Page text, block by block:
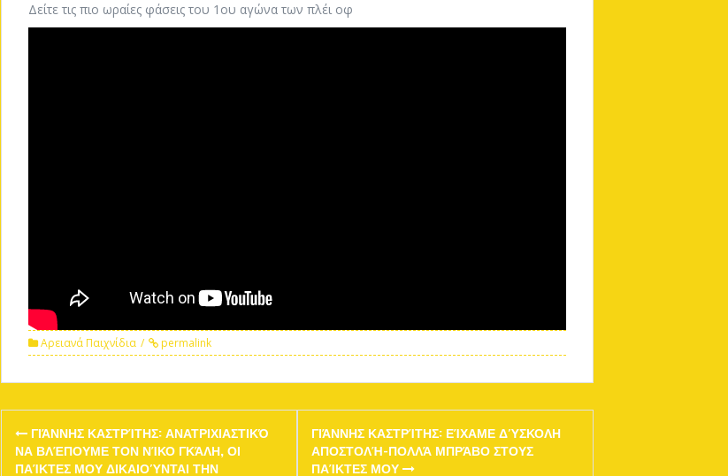
Δείτε τις πιο ωραίες φάσεις του 1ου αγώνα των πλέι οφ
Αρειανά Παιχνίδια permalink
Post
navigation
ΓΙΆΝΝΗΣ ΚΑΣΤΡΊΤΗΣ: ΑΝΑΤΡΙΧΙΑΣΤΙΚΌ
ΝΑ ΒΛΈΠΟΥΜΕ ΤΟΝ ΝΊΚΟ ΓΚΆΛΗ, ΟΙ
ΠΑΊΚΤΕΣ ΜΟΥ ΔΙΚΑΙΟΎΝΤΑΙ ΤΗΝ
ΓΙΆΝΝΗΣ ΚΑΣΤΡΊΤΗΣ: ΕΊΧΑΜΕ ΔΎΣΚΟΛΗ
ΑΠΟΣΤΟΛΉ-ΠΟΛΛΆ ΜΠΡΆΒΟ ΣΤΟΥΣ
ΠΑΊΚΤΕΣ ΜΟΥ